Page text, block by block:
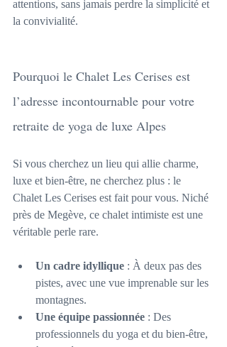
attentions, sans jamais perdre la simplicité et
la convivialité.
Pourquoi le Chalet Les Cerises est
l’adresse incontournable pour votre
retraite de yoga de luxe Alpes
Si vous cherchez un lieu qui allie charme,
luxe et bien-être, ne cherchez plus : le
Chalet Les Cerises est fait pour vous. Niché
près de Megève, ce chalet intimiste est une
véritable perle rare.
Un cadre idyllique : À deux pas des
pistes, avec une vue imprenable sur les
montagnes.
Une équipe passionnée : Des
professionnels du yoga et du bien-être,